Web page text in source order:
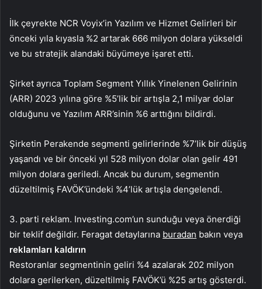
İlk çeyrekte NCR Voyix’in Yazılım ve Hizmet Gelirleri bir
önceki yıla kıyasla %2 artarak 666 milyon dolara yükseldi
ve bu stratejik alandaki büyümeye işaret etti.
Şirket ayrıca Toplam Segment Yıllık Yinelenen Gelirinin
(ARR) 2023 yılına göre %5’lik bir artışla 2,1 milyar dolar
olduğunu ve Yazılım ARR’sinin %6 arttığını bildirdi.
Şirketin Perakende segmenti gelirlerinde %7’lik bir düşüş
yaşandı ve bir önceki yıl 528 milyon dolar olan gelir 491
milyon dolara geriledi. Ancak bu durum, segmentin
düzeltilmiş FAVÖK’ündeki %4’lük artışla dengelendi.
3. parti reklam. Investing.com’un sunduğu veya önerdiği
bir teklif değildir. Feragat detaylarına buradan bakın veya
reklamları kaldırın
Restoranlar segmentinin geliri %4 azalarak 202 milyon
dolara gerilerken, düzeltilmiş FAVÖK’ü %25 artış gösterdi.